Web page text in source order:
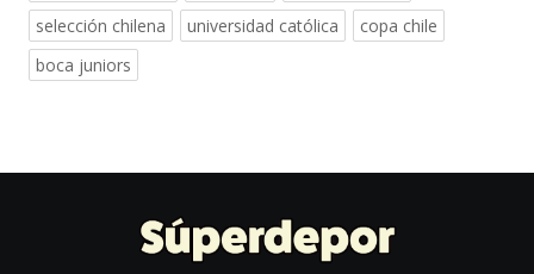
selección chilena
universidad católica
copa chile
boca juniors